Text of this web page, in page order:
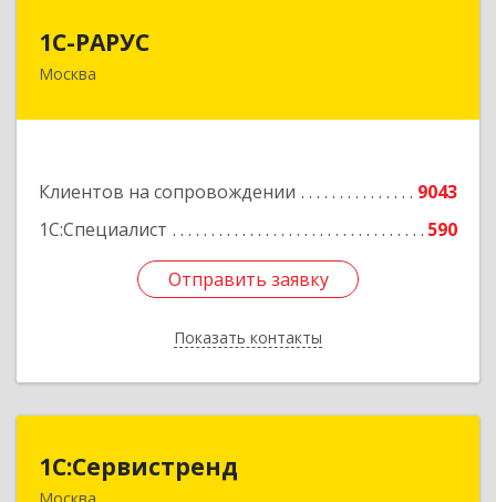
1С-РАРУС
Москва
Клиентов на сопровождении
9043
1С:Специалист
590
Отправить заявку
Показать контакты
127434, Москва г, Дмитровское ш, дом № 9Б
Отправить заявку
Назад
1С:Сервистренд
Москва